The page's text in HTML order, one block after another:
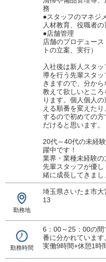
務
●スタッフのマネジ
人材教育、役職者の
●店舗管理
店舗のプロデュー
トの立案、実行）
入社後は新人スタ
導を行う先輩スタ
きますので、分か
教えて欲しいとこ
ります。個人個人
える順番を変えた
するので初めての
だけると思います。
20代～40代の未経
躍中です！
業界・業種未経験の
先輩スタッフが優
緒に成長してきまし
勤務地
埼玉県さいたま市
13
勤務時間
6：00～25：00の
番に分かれています
実働9時間+休憩1時